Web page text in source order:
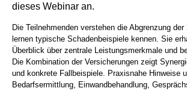
dieses Webinar an.
Die Teilnehmenden verstehen die Abgrenzung
lernen typische Schadenbeispiele kennen. Sie
Überblick über zentrale Leistungsmerkmale und
Die Kombination der Versicherungen zeigt
und konkrete Fallbeispiele. Praxisnahe Hinweise
Bedarfsermittlung, Einwandbehandlung,